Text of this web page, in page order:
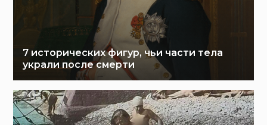
7 исторических фигур, чьи части тела
украли после смерти